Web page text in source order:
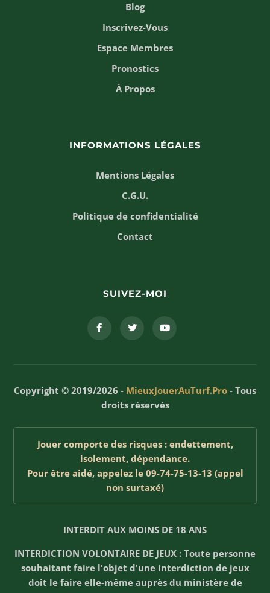
Blog
Inscrivez-Vous
Espace Membres
Pronostics
À Propos
INFORMATIONS LÉGALES
Mentions Légales
C.G.U.
Politique de confidentialité
Contact
SUIVEZ-MOI
Copyright © 2019/2026 - MieuxJouerAuTurf.Pro - Tous
droits réservés
Jouer comporte des risques : endettement,
isolement, dépendance.
Pour être aidé, appelez le 09-74-75-13-13 (appel
non surtaxé)
INTERDIT AUX MOINS DE 18 ANS
INTERDICTION VOLONTAIRE DE JEUX : Toute personne
souhaitant faire l'objet d'une interdiction de jeux
doit le faire elle-même auprès du ministère de